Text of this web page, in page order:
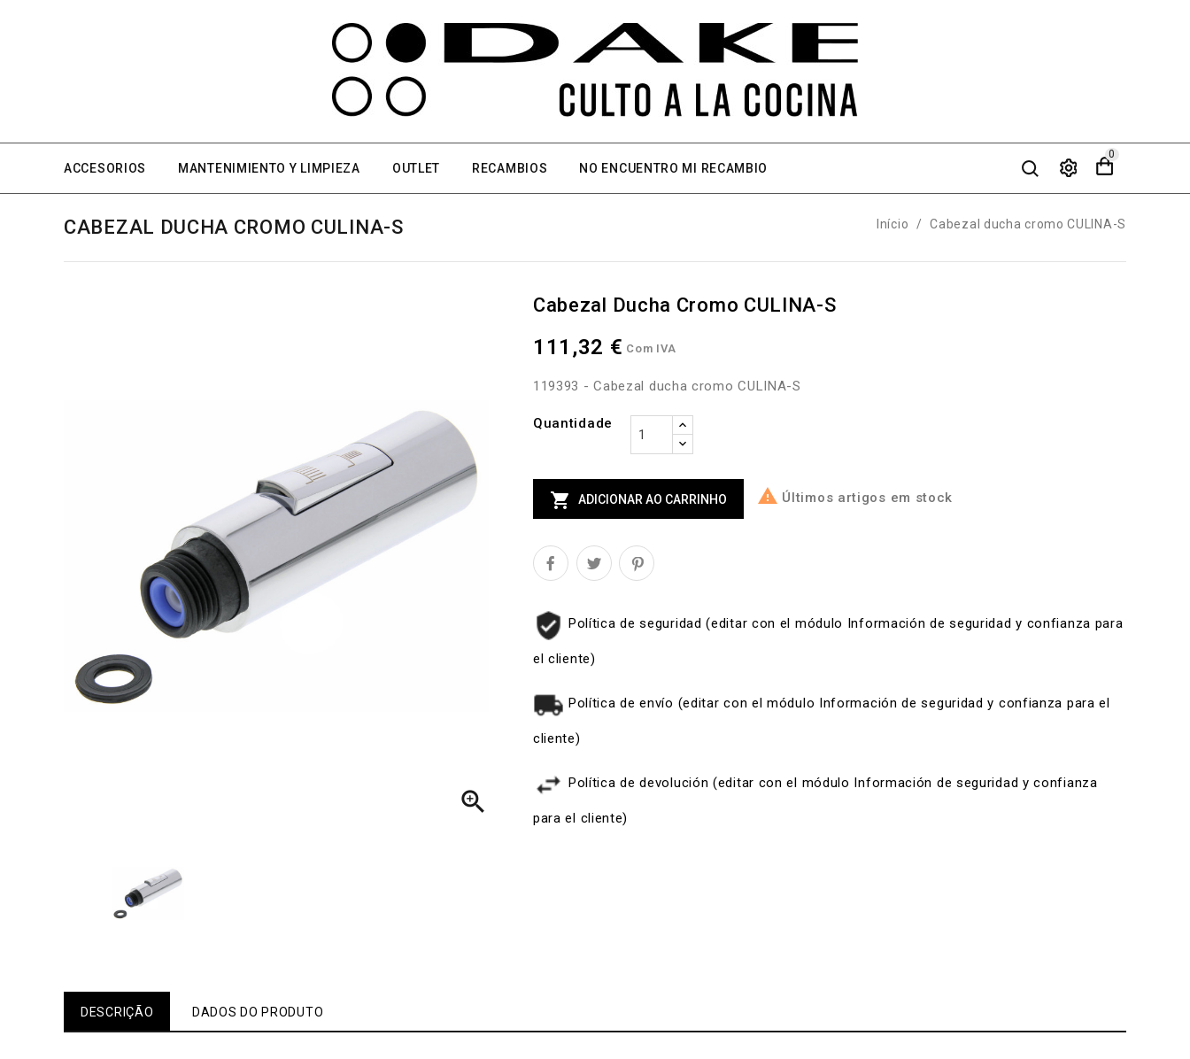
ACCESORIOS MANTENIMIENTO Y LIMPIEZA OUTLET RECAMBIOS NO ENCUENTRO MI RECAMBIO
0
CABEZAL DUCHA CROMO CULINA-S Início Cabezal ducha cromo CULINA-S

Cabezal Ducha Cromo CULINA-S
111,32 € Com IVA
119393 - Cabezal ducha cromo CULINA-S
Quantidade
 ADICIONAR AO CARRINHO  Últimos artigos em stock
Política de seguridad (editar con el módulo Información de seguridad y confianza para
el cliente)
Política de envío (editar con el módulo Información de seguridad y confianza para el
cliente)
Política de devolución (editar con el módulo Información de seguridad y confianza
para el cliente)
DESCRIÇÃO DADOS DO PRODUTO